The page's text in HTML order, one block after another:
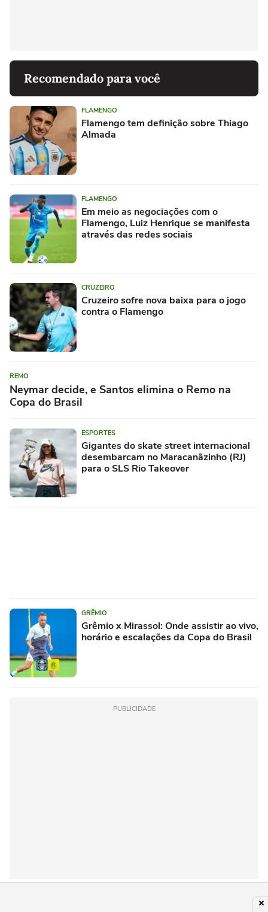
Recomendado para você
FLAMENGO
Flamengo tem definição sobre Thiago
Almada
FLAMENGO
Em meio as negociações com o
Flamengo, Luiz Henrique se manifesta
através das redes sociais
CRUZEIRO
Cruzeiro sofre nova baixa para o jogo
contra o Flamengo
REMO
Neymar decide, e Santos elimina o Remo na
Copa do Brasil
ESPORTES
Gigantes do skate street internacional
desembarcam no Maracanãzinho (RJ)
para o SLS Rio Takeover
GRÊMIO
Grêmio x Mirassol: Onde assistir ao vivo,
horário e escalações da Copa do Brasil
PUBLICIDADE